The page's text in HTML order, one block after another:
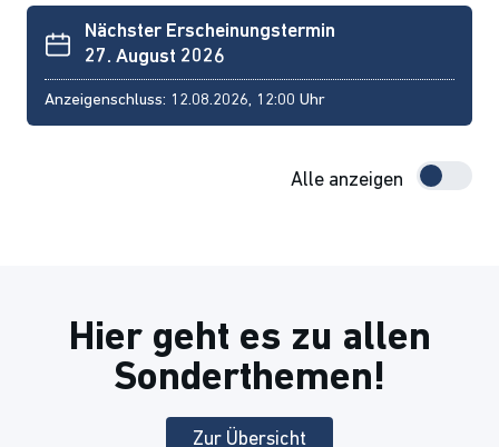
Nächster Erscheinungstermin
27. August 2026
Anzeigenschluss: 12.08.2026, 12:00 Uhr
Alle anzeigen
Hier geht es zu allen
Sonderthemen!
Zur Übersicht